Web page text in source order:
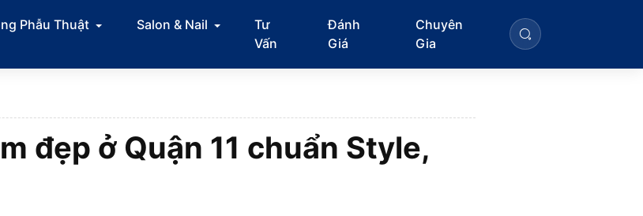
Phẫu Thuật Salon & Nail
Tư
Vấn
Đánh
Giá
Chuyên
Gia
đẹp ở Quận 11 chuẩn Style,